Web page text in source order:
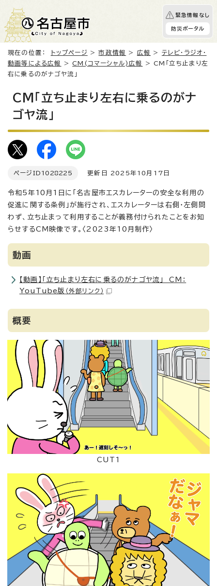
緊急情報なし
防災ポータル
現在の位置： トップページ >市政情報 > 広報 > テレビ・ラジオ・
動画等による広報
>CM(コマーシャル)広報
> CM「立ち止まり左
右に乗るのがナゴヤ流」
CM「立ち止まり左右に乗るのがナ
ゴヤ流」
ページID 1028225 更新日 2025年10月17日
令和5年10月1日に「名古屋市エスカレーターの安全な利用の
促進に関する条例」が施行され、エスカレーターは右側・左側問
わず、立ち止まって利用することが義務付けられたことをお知
らせするCM映像です。〈2023年10月制作〉
動画
【動画】「立ち止まり左右に乗るのがナゴヤ流」 CM：
YouTube版 （外部リンク）
概要
CUT1